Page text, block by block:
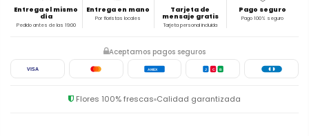
Entrega el mismo
día
Pedido antes de las 19:00
Entrega en mano
Por floristas locales
Tarjeta de
mensaje gratis
Tarjeta personal incluida
Pago seguro
Pago 100% seguro
Aceptamos pagos seguros
VISA AMEX J C B
Flores 100% frescas Calidad garantizada